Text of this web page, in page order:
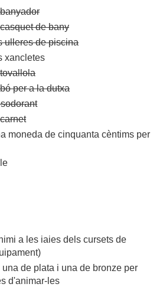
de bany
ulleres de piscina
xancletes
per a la dutxa
moneda de cinquanta cèntims per
a les iaies dels cursets de
de plata i una de bronze per
d'animar-les